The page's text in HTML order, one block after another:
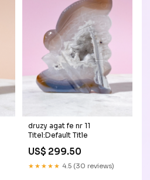
druzy agat fe nr 11
Titel:Default Title
US$ 299.50
★★★★★ 4.5 (30 reviews)